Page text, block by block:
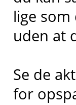
lige som
uden at
Se de
for